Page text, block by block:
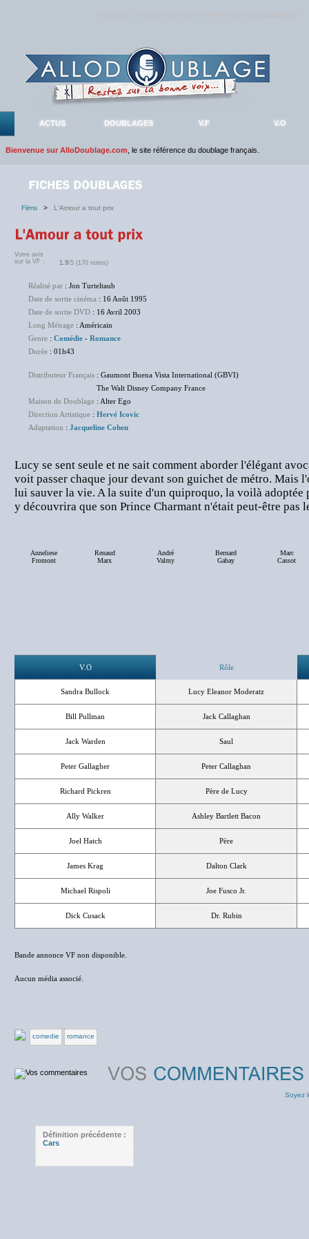
ACTUS DOUBLAGES V.F V.O
Bienvenue sur AlloDoublage.com , le site référence du doublage français.
Films > L'Amour a tout prix
Votre avis
sur la VF :
1.9/5 (170 notes)
Réalisé par : Jon Turteltaub
Date de sortie cinéma : 16 Août 1995
Date de sortie DVD : 16 Avril 2003
Long Métrage : Américain
Genre : Comédie - Romance
Durée : 01h43
Distributeur Français : Gaumont Buena Vista International (GBVI)
The Walt Disney Company France
Maison de Doublage : Alter Ego
Direction Artistique : Hervé Icovic
Adaptation : Jacqueline Cohen
Lucy se sent seule et ne sait comment aborder l'élégant
voit passer chaque jour devant son guichet de métro. Mais
lui sauver la vie. A la suite d'un quiproquo, la voilà adoptée
y découvrira que son Prince Charmant n'était peut-être pas
Anneliese
Fromont
Renaud
Marx
André
Valmy
Bernard
Gabay
Marc
Cassot
V.O Rôle
Sandra Bullock Lucy Eleanor Moderatz
Bill Pullman Jack Callaghan
Jack Warden Saul
Peter Gallagher Peter Callaghan
Richard Pickren Père de Lucy
Ally Walker Ashley Bartlett Bacon
Joel Hatch Père
James Krag Dalton Clark
Michael Rispoli Joe Fusco Jr.
Dick Cusack Dr. Rubin
Bande annonce VF non disponible.
Aucun média associé.
comedie romance
Soyez
Définition précédente :
Cars